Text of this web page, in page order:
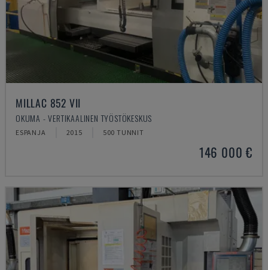
MILLAC 852 VII
OKUMA - VERTIKAALINEN TYÖSTÖKESKUS
ESPANJA 2015 500 TUNNIT
146 000 €